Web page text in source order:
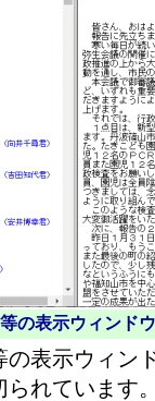
の表示ウィンド
表示ウィン
られています